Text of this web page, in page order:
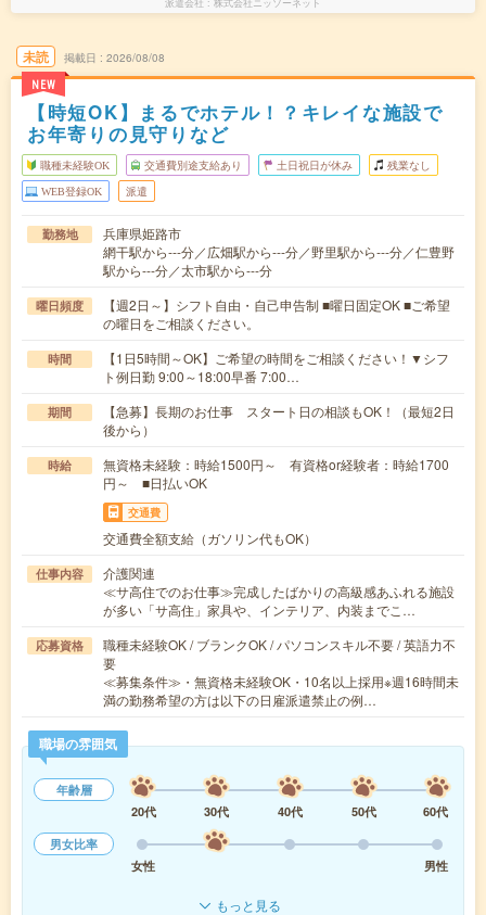
未読
NEW
掲載日 2026/08/08
【時短OK】まるでホテル！？キレイな施設で
お年寄りの見守りなど
職種未経験OK 交通費別途支給あり 土日祝日が休み 残業なし
WEB登録OK 派遣
勤務地
兵庫県姫路市
網干駅から---分／広畑駅から---分／野里駅から---分／仁豊野
駅から---分／太市駅から---分
曜日頻度
【週2日～】シフト自由・自己申告制 ■曜日固定OK ■ご希望
の曜日をご相談ください。
時間
【1日5時間～OK】ご希望の時間をご相談ください！▼シフ
ト例日勤 9:00～18:00早番 7:00…
期間
【急募】長期のお仕事 スタート日の相談もOK！（最短2日
後から）
時給
無資格未経験：時給1500円～ 有資格or経験者：時給1700
円～ ■日払いOK
交通費
交通費全額支給（ガソリン代もOK）
仕事内容
介護関連
≪サ高住でのお仕事≫完成したばかりの高級感あふれる施設
が多い「サ高住」家具や、インテリア、内装までこ…
応募資格
職種未経験OK / ブランクOK / パソコンスキル不要 / 英語力不
要
≪募集条件≫・無資格未経験OK・10名以上採用※週16時間未
満の勤務希望の方は以下の日雇派遣禁止の例…
職場の雰囲気
年齢層
20代
30代 40代 50代
60代
男女比率
女性
男性
もっと見る